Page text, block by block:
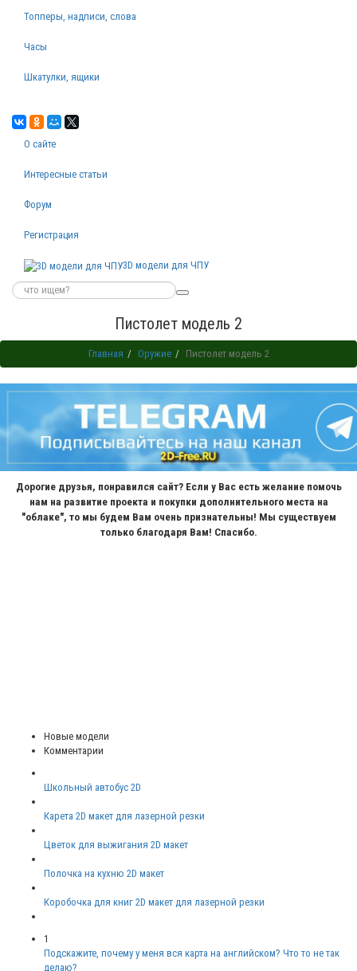
Топперы, надписи, слова
Часы
Шкатулки, ящики
О сайте
Интересные статьи
Форум
Регистрация
3D модели для ЧПУ
Пистолет модель 2
Главная Оружие Пистолет модель 2
Дорогие друзья, понравился сайт? Если у Вас есть желание помочь
нам на развитие проекта и покупки дополнительного места на
"облаке", то мы будем Вам очень признательны! Мы существуем
только благодаря Вам! Спасибо.
Новые модели
Комментарии
Школьный автобус 2D
Карета 2D макет для лазерной резки
Цветок для выжигания 2D макет
Полочка на кухню 2D макет
Коробочка для книг 2D макет для лазерной резки
1
Подскажите, почему у меня вся карта на английском? Что то не так
делаю?